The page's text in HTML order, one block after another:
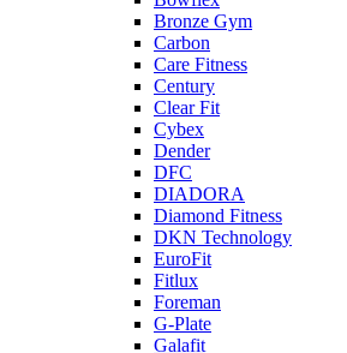
Bronze Gym
Carbon
Care Fitness
Century
Clear Fit
Cybex
Dender
DFC
DIADORA
Diamond Fitness
DKN Technology
EuroFit
Fitlux
Foreman
G-Plate
Galafit